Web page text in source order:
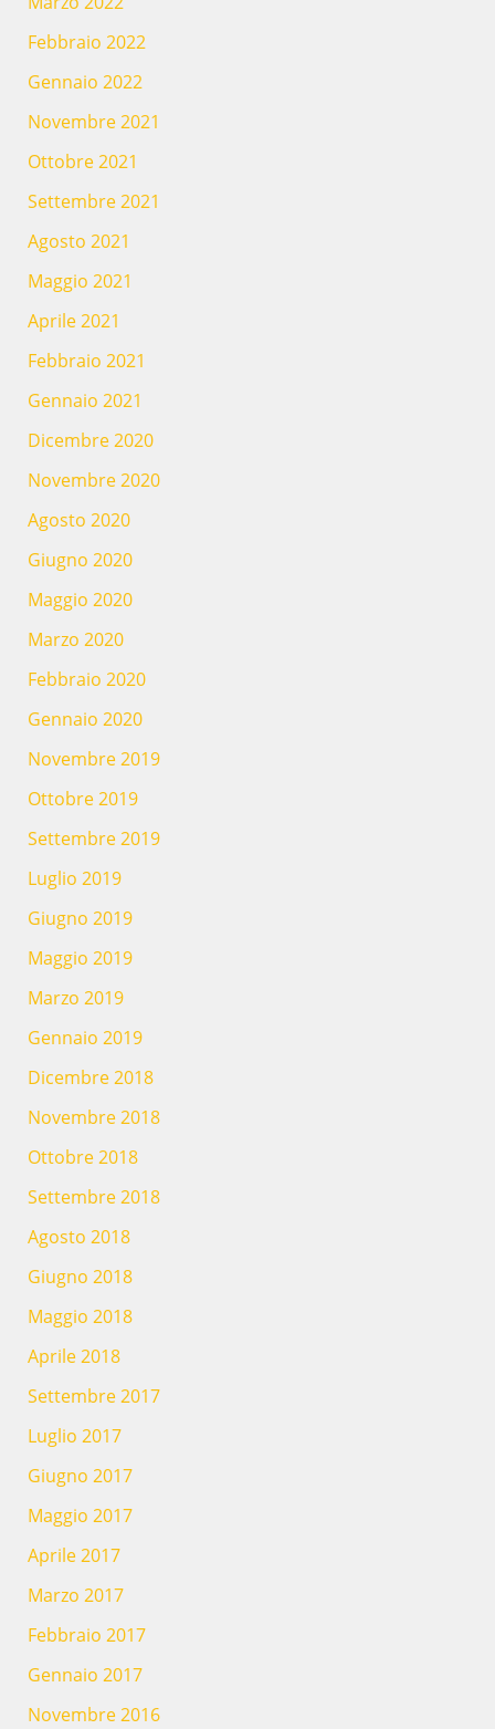
Febbraio 2022
Gennaio 2022
Novembre 2021
Ottobre 2021
Settembre 2021
Agosto 2021
Maggio 2021
Aprile 2021
Febbraio 2021
Gennaio 2021
Dicembre 2020
Novembre 2020
Agosto 2020
Giugno 2020
Maggio 2020
Marzo 2020
Febbraio 2020
Gennaio 2020
Novembre 2019
Ottobre 2019
Settembre 2019
Luglio 2019
Giugno 2019
Maggio 2019
Marzo 2019
Gennaio 2019
Dicembre 2018
Novembre 2018
Ottobre 2018
Settembre 2018
Agosto 2018
Giugno 2018
Maggio 2018
Aprile 2018
Settembre 2017
Luglio 2017
Giugno 2017
Maggio 2017
Aprile 2017
Marzo 2017
Febbraio 2017
Gennaio 2017
Novembre 2016